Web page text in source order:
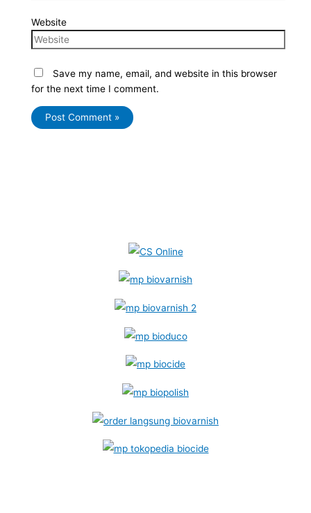
Website
Save my name, email, and website in this browser
for the next time I comment.